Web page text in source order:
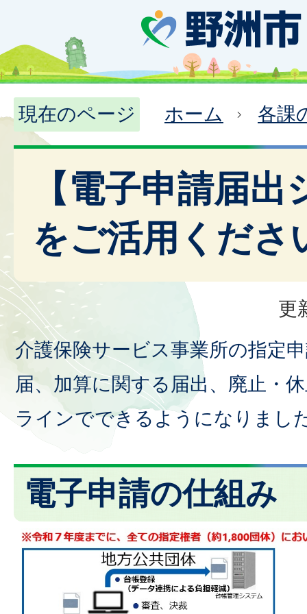
現在のページ ホーム 各課
【電子申請届
をご活用くださ
更
介護保険サービス事業所の指定
届、加算に関する届出、廃止・
ラインでできるようになりまし
電子申請の仕組み